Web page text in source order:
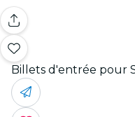
Billets d'entrée pour